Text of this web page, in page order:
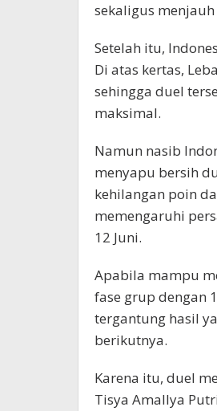
sekaligus
Setelah itu,
Di atas kertas,
sehingga duel
maksimal.
Namun nasib
menyapu bersih
kehilangan poin
memengaruhi
12 Juni.
Apabila mampu
fase grup dengan
tergantung hasil
berikutnya.
Karena itu, duel
Tisya Amallya